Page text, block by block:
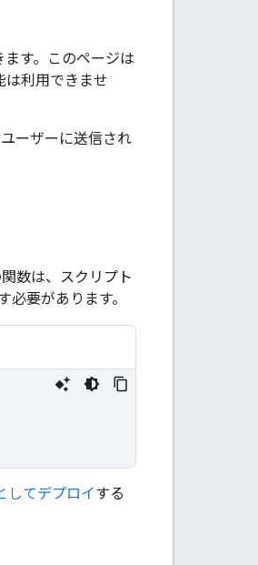
す。このページは
は利用できませ
ーザーに送信され
数は、スクリプト
必要があります。
してデプロイする